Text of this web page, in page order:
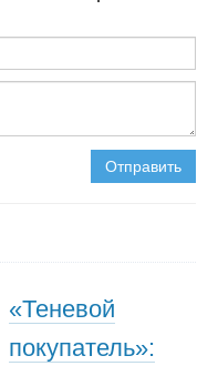
Отправить
«Теневой
покупатель»: